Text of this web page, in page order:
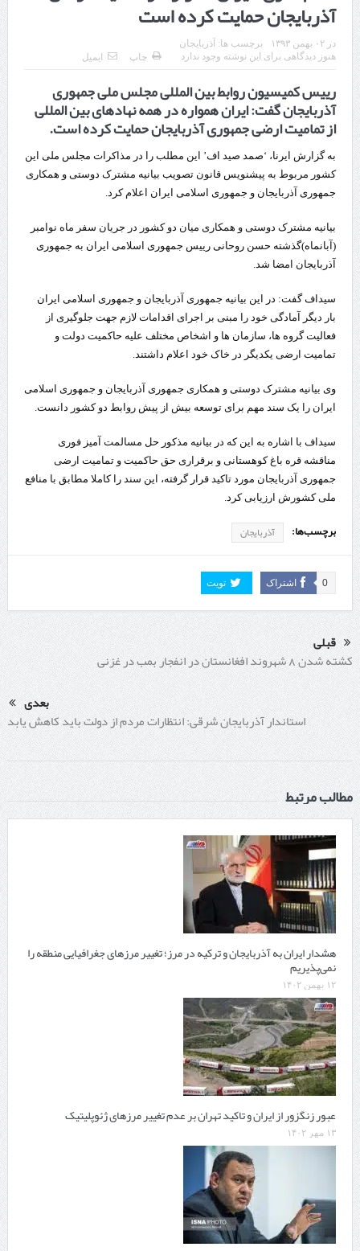
چابهار، جایی که دریا به زندگی سلام می‌کند
گزارش ویژه؛
طرز تهیه خورش خلال کرمانشاهی +نکات و فوت وفن‌ها
قدردانی وزیر میراث فرهنگی، گردشگری و صنایع دستی از استاندار اردبیل
راه‌اندازی کامل منطقه آزاد اردبیل-بیله‌سوار و منطقه ویژه اقتصادی نمین تسریع
شود
در دیدار استاندار اردبیل و مدیرعامل بانک سینا محقق شد؛
تخصیص ۳۰۰میلیارد تومان برای تکمیل بزرگراه اردبیل-سرچم
کشف ۱۱ قبضه سلاح کلت کمری توسط مرزبانان هنگ مرزی ارومیه
رئیس سازمان راهداری:
مرز چیلات دهلران می‌تواند مکمل مرز بین‌المللی مهران شود
آذربایجان حمایت کرده است
در ۰۲ بهمن ۱۳۹۳ برچسب ها: آذربایجان
هنوز دیدگاهی برای این نوشته وجود ندارد
چاپ ایمیل
رییس کمیسیون روابط بین المللی مجلس ملی جمهوری
آذربایجان گفت: ایران همواره در همه نهادهای بین المللی
از تمامیت ارضی جمهوری آذربایجان حمایت کرده است.
به گزارش ایرنا، ‘صمد صید اف’ این مطلب را در مذاکرات مجلس ملی این
کشور مربوط به پیشنویس قانون تصویب بیانیه مشترک دوستی و همکاری
جمهوری آذربایجان و جمهوری اسلامی ایران اعلام کرد.
بیانیه مشترک دوستی و همکاری میان دو کشور در جریان سفر ماه نوامبر
(آبانماه)گذشته حسن روحانی رییس جمهوری اسلامی ایران به جمهوری
آذربایجان امضا شد.
سیداف گفت: در این بیانیه جمهوری آذربایجان و جمهوری اسلامی ایران
بار دیگر آمادگی خود را مبنی بر اجرای اقدامات لازم جهت جلوگیری از
فعالیت گروه ها، سازمان ها و اشخاص مختلف علیه حاکمیت دولت و
تمامیت ارضی یکدیگر در خاک خود اعلام داشتند.
وی بیانیه مشترک دوستی و همکاری جمهوری آذربایجان و جمهوری اسلامی
ایران را یک سند مهم برای توسعه بیش از پیش روابط دو کشور دانست.
سیداف با اشاره به این که در بیانیه مذکور حل مسالمت آمیز فوری
مناقشه قره باغ کوهستانی و برقراری حق حاکمیت و تمامیت ارضی
جمهوری آذربایجان مورد تاکید قرار گرفته، این سند را کاملا مطابق با منافع
ملی کشورش ارزیابی کرد.
برچسب‌ها: آذربایجان
اشتراک 0 تویت
قبلی
کشته شدن 8 شهروند افغانستان در انفجار بمب در غزنی
بعدی
استاندار آذربایجان شرقی: انتظارات مردم از دولت باید کاهش یابد
مطالب مرتبط
هشدار ایران به آذربایجان و ترکیه در مرز؛ تغییر مرزهای جغرافیایی منطقه را
نمی‌پذیریم
۱۲ بهمن ۱۴۰۲
عبور زنگزور از ایران و تاکید تهران بر عدم تغییر مرزهای ژئوپلیتیک
۱۳ مهر ۱۴۰۲